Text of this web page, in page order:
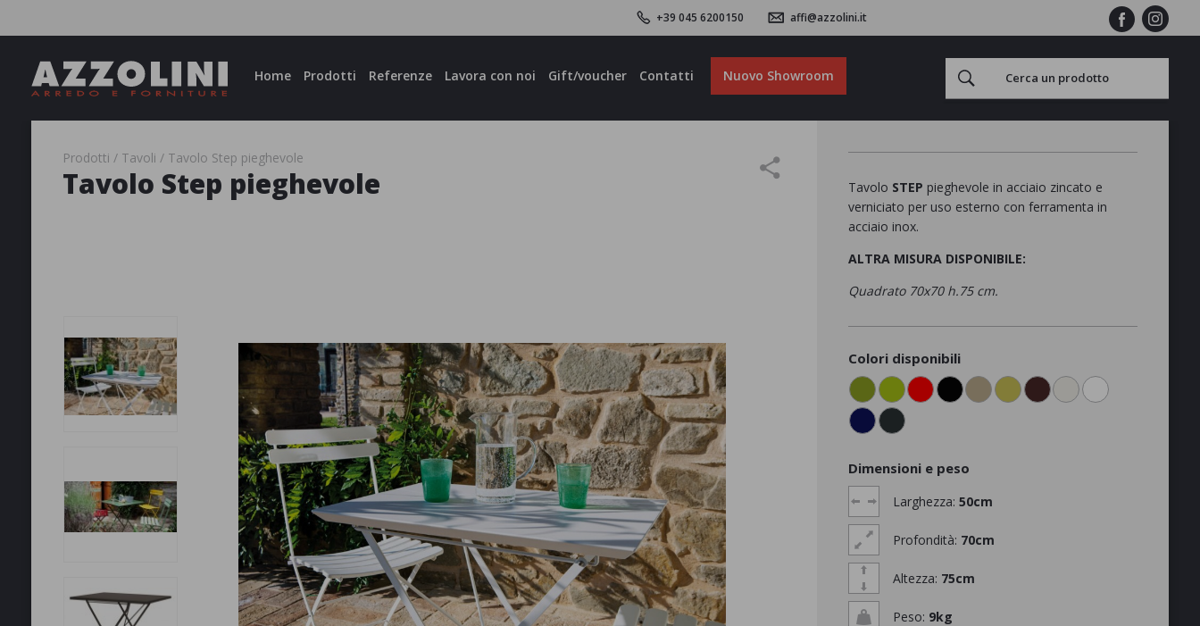
+39 045 6200150 affi@azzolini.it
Home Prodotti Referenze Lavora con noi Gift/voucher Contatti Nuovo Showroom
Prodotti Tavoli Tavolo Step pieghevole
Tavolo Step pieghevole Tavolo STEP pieghevole in acciaio zincato e
verniciato per uso esterno con ferramenta in
acciaio inox.
ALTRA MISURA DISPONIBILE:
Quadrato 70x70 h.75 cm.
Colori disponibili
Dimensioni e peso
Larghezza: 50cm
Profondità: 70cm
Altezza: 75cm
Peso: 9kg